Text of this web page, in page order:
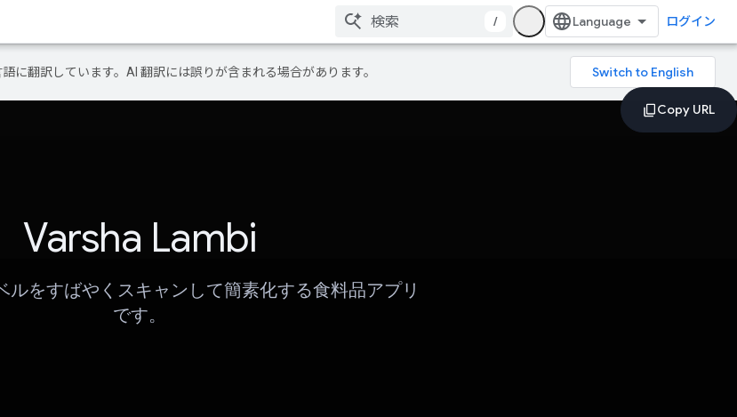
/ ログイン
に翻訳しています。AI 翻訳には誤りが含まれる場合があります。
Varsha Lambi
ルをすばやくスキャンして簡素化する食料品アプリ
です。